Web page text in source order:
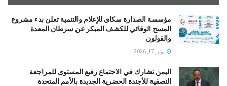
مؤسسة الصدارة سكاي للإعلام والتنمية تعلن بدء مشروع
المسح الوقائي للكشف المبكر عن سرطان المعدة
والقولون
يوليو 17, 2026
اليمن تشارك في الاجتماع رفيع المستوى للمراجعة
النصفية للأجندة الحضرية الجديدة بالأمم المتحدة